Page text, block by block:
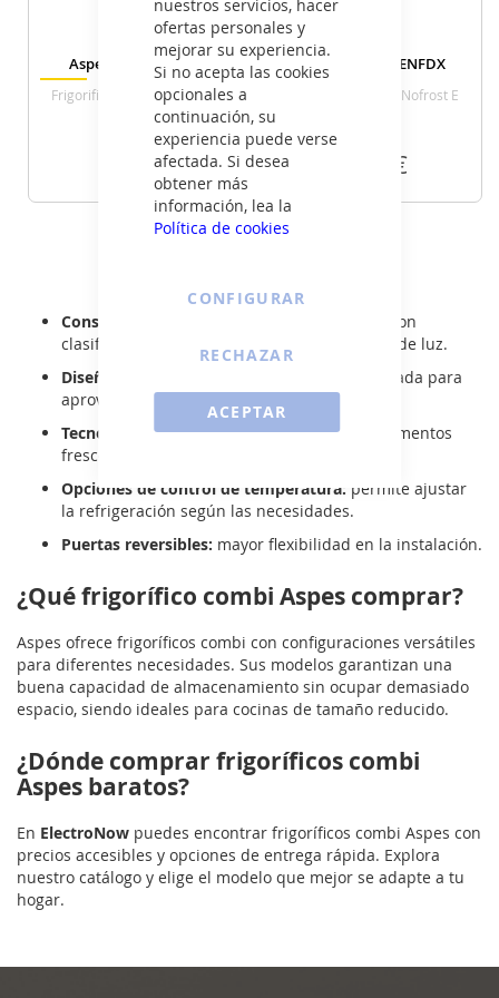
nuestros servicios, hacer
ofertas personales y
mejorar su experiencia.
Si no acepta las cookies
opcionales a
continuación, su
experiencia puede verse
afectada. Si desea
obtener más
información, lea la
Política de cookies
ACEPTAR
CONFIGURAR
RECHAZAR
Aspes AC2602ENFD
Frigorifico Combi Nofrost E
Alto 201 Cm Ancho 60 Cm
VER DETALLE
359
€
Aspes AC2602ENFDX
Frigorifico Combi Nofrost E
389€
Consumo energético optimizado:
modelos con
clasificación eficiente para reducir la factura de luz.
Diseño funcional:
distribución interna adaptada para
aprovechar al máximo el espacio.
Tecnología de frío eficiente:mantiene los alimentos
frescos por más tiempo.
Opciones de control de temperatura: permite ajustar
la refrigeración según las necesidades.
Puertas reversibles: mayor flexibilidad en la instalación.
¿Qué frigorífico combi Aspes comprar?
Aspes ofrece frigoríficos combi con configuraciones versátiles
para diferentes necesidades. Sus modelos garantizan una
buena capacidad de almacenamiento sin ocupar demasiado
espacio, siendo ideales para cocinas de tamaño reducido.
¿Dónde comprar frigoríficos combi
Aspes baratos?
En ElectroNow puedes encontrar frigoríficos combi Aspes con
precios accesibles y opciones de entrega rápida. Explora
nuestro catálogo y elige el modelo que mejor se adapte a tu
hogar.